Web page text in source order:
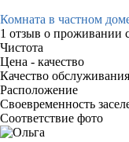
Комната в частном
1 отзыв о проживании
Чистота
Цена - качество
Качество обслуживания
Расположение
Своевременность
Соответствие фото